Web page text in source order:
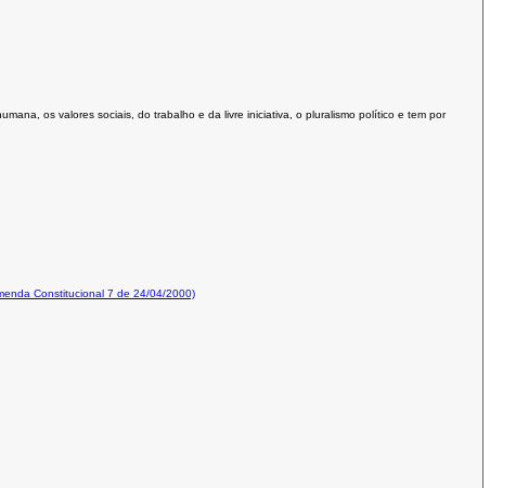
os valores sociais, do trabalho e da livre iniciativa, o pluralismo político e tem por
Constitucional 7 de 24/04/2000)